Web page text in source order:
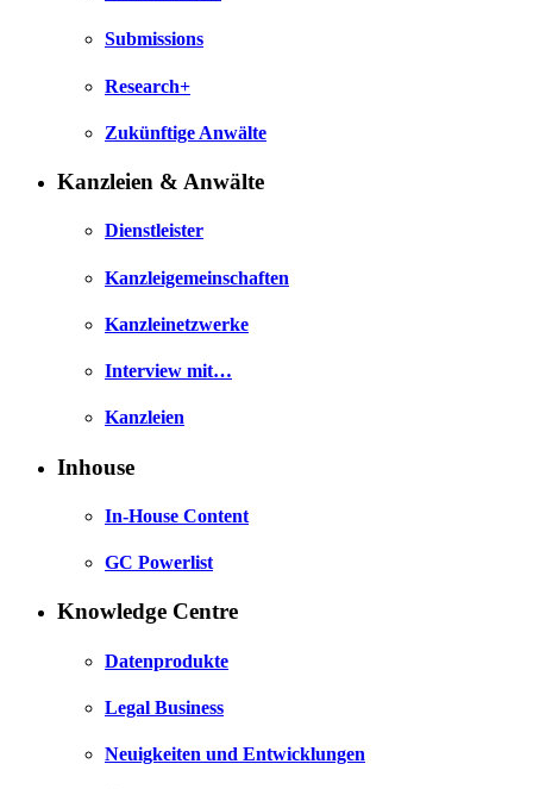
Submissions
Research+
Zukünftige Anwälte
Kanzleien & Anwälte
Dienstleister
Kanzleigemeinschaften
Kanzleinetzwerke
Interview mit…
Kanzleien
Inhouse
In-House Content
GC Powerlist
Knowledge Centre
Datenprodukte
Legal Business
Neuigkeiten und Entwicklungen